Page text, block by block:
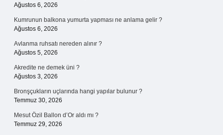
Ağustos 6, 2026
Kumrunun balkona yumurta yapması ne anlama gelir ?
Ağustos 6, 2026
Avlanma ruhsatı nereden alınır ?
Ağustos 5, 2026
Akredite ne demek üni ?
Ağustos 3, 2026
Bronşçukların uçlarında hangi yapılar bulunur ?
Temmuz 30, 2026
Mesut Özil Ballon d’Or aldı mı ?
Temmuz 29, 2026